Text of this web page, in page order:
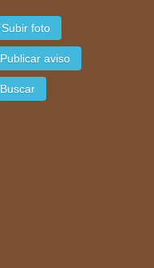
Subir foto
Publicar aviso
Buscar